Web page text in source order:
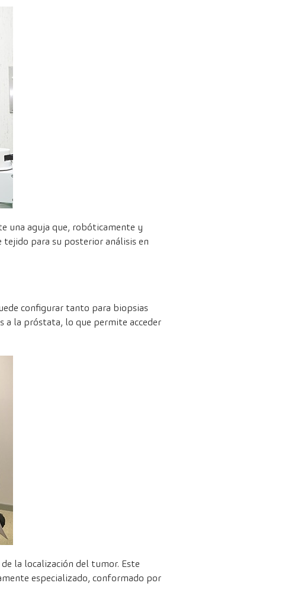
una aguja que, robóticamente y
tejido para su posterior análisis en
configurar tanto para biopsias
a la próstata, lo que permite acceder
la localización del tumor. Este
especializado, conformado por